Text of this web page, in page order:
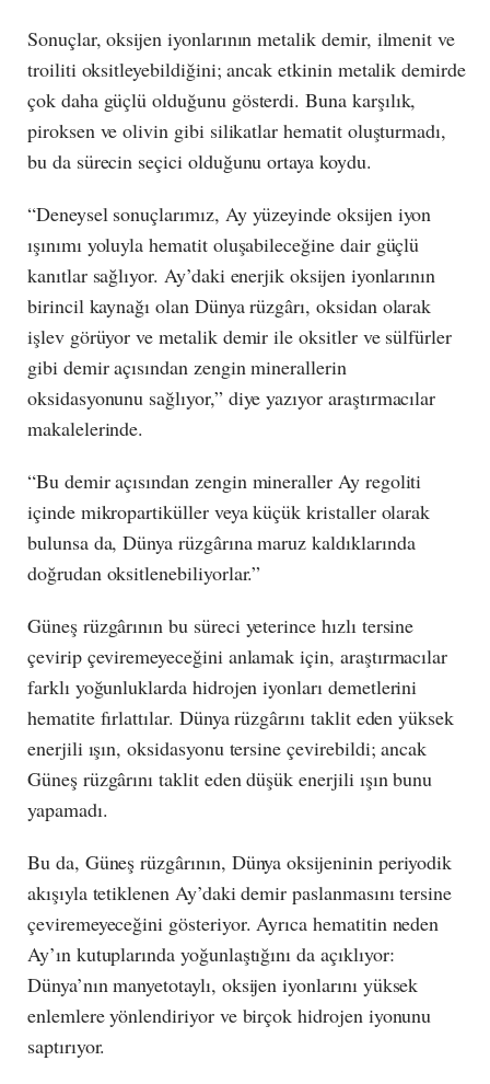
Sonuçlar, oksijen iyonlarının metalik demir, ilmenit ve
troiliti oksitleyebildiğini; ancak etkinin metalik demirde
çok daha güçlü olduğunu gösterdi. Buna karşılık,
piroksen ve olivin gibi silikatlar hematit oluşturmadı,
bu da sürecin seçici olduğunu ortaya koydu.
“Deneysel sonuçlarımız, Ay yüzeyinde oksijen iyon
ışınımı yoluyla hematit oluşabileceğine dair güçlü
kanıtlar sağlıyor. Ay’daki enerjik oksijen iyonlarının
birincil kaynağı olan Dünya rüzgârı, oksidan olarak
işlev görüyor ve metalik demir ile oksitler ve sülfürler
gibi demir açısından zengin minerallerin
oksidasyonunu sağlıyor,” diye yazıyor araştırmacılar
makalelerinde.
“Bu demir açısından zengin mineraller Ay regoliti
içinde mikropartiküller veya küçük kristaller olarak
bulunsa da, Dünya rüzgârına maruz kaldıklarında
doğrudan oksitlenebiliyorlar.”
Güneş rüzgârının bu süreci yeterince hızlı tersine
çevirip çeviremeyeceğini anlamak için, araştırmacılar
farklı yoğunluklarda hidrojen iyonları demetlerini
hematite fırlattılar. Dünya rüzgârını taklit eden yüksek
enerjili ışın, oksidasyonu tersine çevirebildi; ancak
Güneş rüzgârını taklit eden düşük enerjili ışın bunu
yapamadı.
Bu da, Güneş rüzgârının, Dünya oksijeninin periyodik
akışıyla tetiklenen Ay’daki demir paslanmasını tersine
çeviremeyeceğini gösteriyor. Ayrıca hematitin neden
Ay’ın kutuplarında yoğunlaştığını da açıklıyor:
Dünya’nın manyetotaylı, oksijen iyonlarını yüksek
enlemlere yönlendiriyor ve birçok hidrojen iyonunu
saptırıyor.